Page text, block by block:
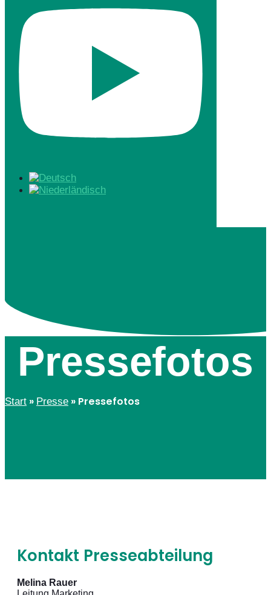
Pressefotos
Start » Presse » Pressefotos
Kontakt Presseabteilung
Melina Rauer